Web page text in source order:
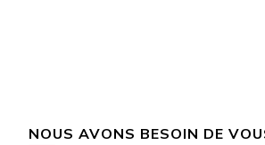
NOUS AVONS BESOIN DE